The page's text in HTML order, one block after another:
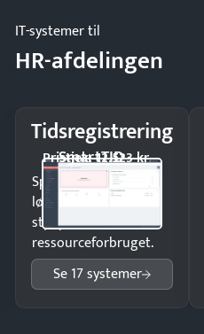
IT-systemer til
HR-afdelingen
Tidsregistrering
SmartTID
Pristjek: 12.523 kr
Spar tid på
lønberegning og få
styr på
ressourceforbruget.
Se 17 systemer